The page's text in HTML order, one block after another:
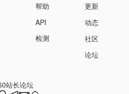
帮助
API
检测
更新
动态
社区
论坛
站长论坛